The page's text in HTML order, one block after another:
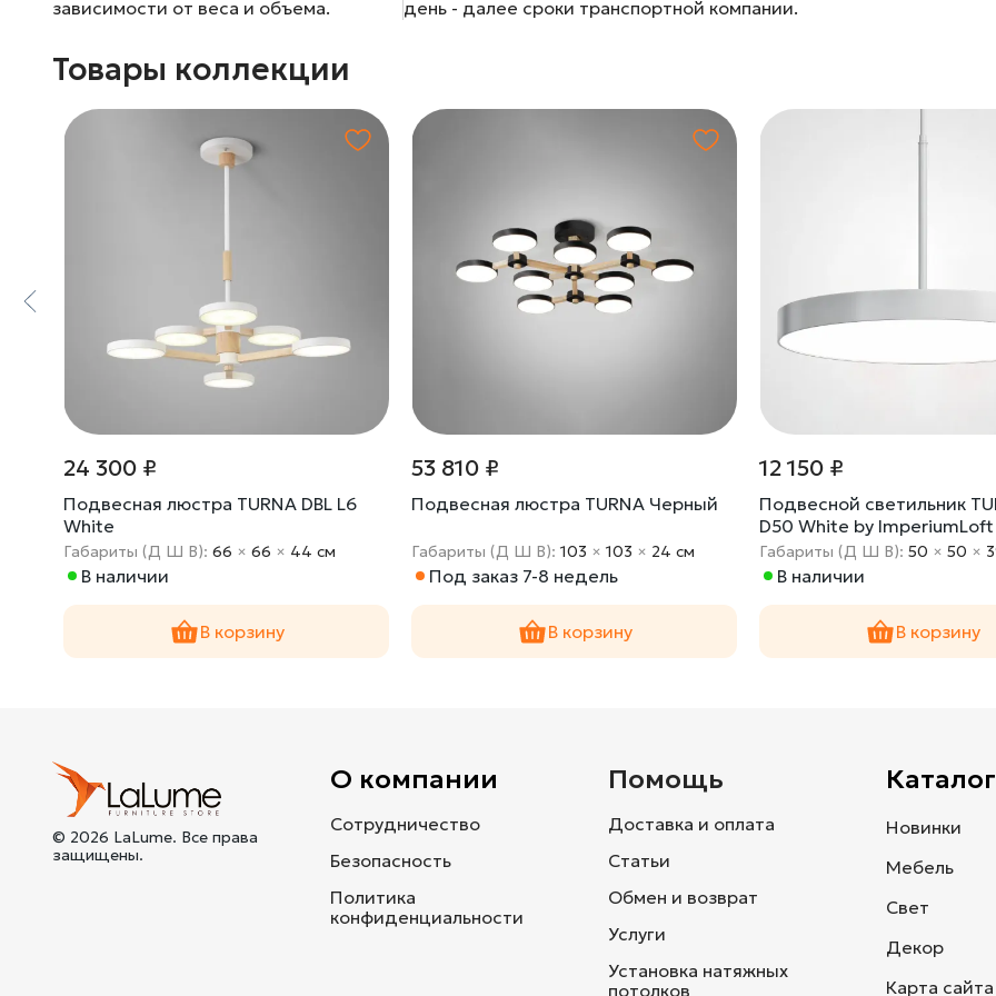
зависимости от веса и объема.
день - далее сроки транспортной компании.
Товары коллекции
24 300 ₽
Подвесная люстра TURNA DBL L6
White
Габариты (Д Ш В):66 ×66 × 44 cм
В наличии
В корзину
53 810 ₽
Подвесная люстра TURNA Черный
Габариты (Д Ш В):103 ×103 × 24 cм
Под заказ 7-8 недель
В корзину
12 150 ₽
Подвесной светильник
D50 White by ImperiumLoft
Габариты (Д Ш В):50 ×50 ×
В наличии
В корзину
© 2026 LaLume. Все права
защищены.
О компании
Сотрудничество
Безопасность
Политика
конфиденциальности
Помощь
Доставка и оплата
Статьи
Обмен и возврат
Услуги
Установка натяжных
потолков
Каталог
Новинки
Мебель
Свет
Декор
Карта сайта